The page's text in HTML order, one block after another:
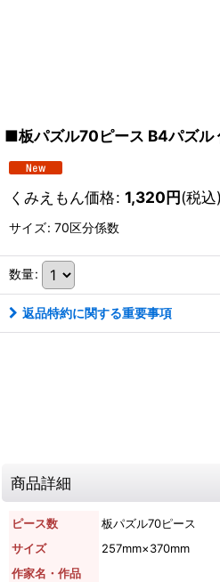
■板パズル70ピース B4パズル
くみえもん価格: 1,320円(税込)
サイズ: 70区分係数
数量:
返品特約に関する重要事項
商品詳細
ピース数
板パズル70ピース
サイズ
257mm×370mm
作家名・作品